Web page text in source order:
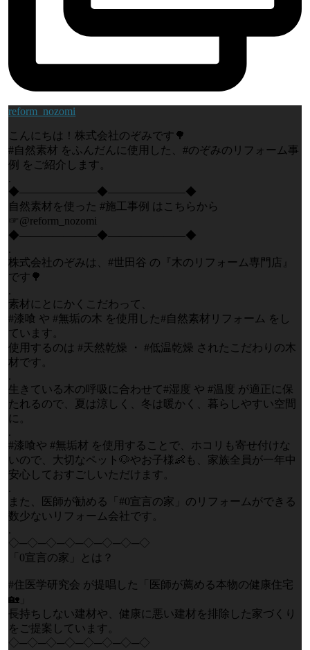
reform_nozomi
こんにちは！株式会社のぞみです🌳
#自然素材 をふんだんに使用した、#のぞみのリフォーム事
例 をご紹介します。
.
◆―――――――◆―――――――◆
自然素材を使った #施工事例 はこちらから
☞@reform_nozomi
◆―――――――◆―――――――◆
.
株式会社のぞみは、#世田谷 の『木のリフォーム専門店』
です🌳
.
素材にとにかくこだわって、
#漆喰 や #無垢の木 を使用した#自然素材リフォーム をし
ています。
使用するのは #天然乾燥 ・ #低温乾燥 されたこだわりの木
材です。
.
生きている木の呼吸に合わせて#湿度 や #温度 が適正に保
たれるので、夏は涼しく、冬は暖かく、暮らしやすい空間
に。
.
#漆喰や #無垢材 を使用することで、ホコリも寄せ付けな
いので、大切なペット🐶やお子様👶も、家族全員が一年中
安心しておすごしいただけます。
.
また、医師が勧める「#0宣言の家」のリフォームができる
数少ないリフォーム会社です。
.
◇─◇─◇─◇─◇─◇─◇─◇
「0宣言の家」とは？
#住医学研究会 が提唱した「医師が薦める本物の健康住宅
🏡」
長持ちしない建材や、健康に悪い建材を排除した家づくり
をご提案しています。
◇─◇─◇─◇─◇─◇─◇─◇